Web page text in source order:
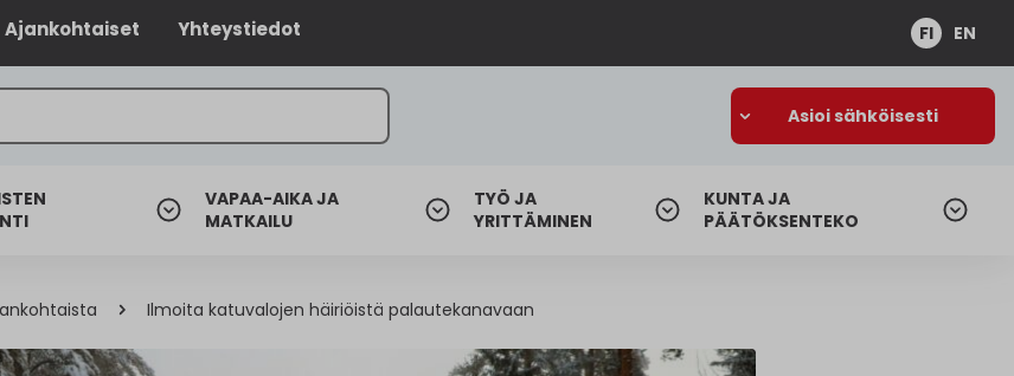
Ajankohtaiset Yhteystiedot FI EN
Asioi sähköisesti
VAPAA-AIKA JA
MATKAILU
TYÖ JA
YRITTÄMINEN
KUNTA JA
PÄÄTÖKSENTEKO
Ilmoita katuvalojen häiriöistä palautekanavaan